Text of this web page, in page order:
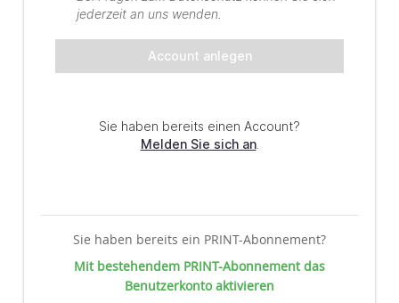
Sie haben bereits ein PRINT-Abonnement?
Mit bestehendem PRINT-Abonnement das
Benutzerkonto aktivieren